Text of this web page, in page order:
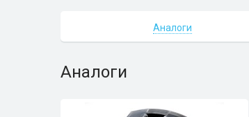
Аналоги
Аналоги